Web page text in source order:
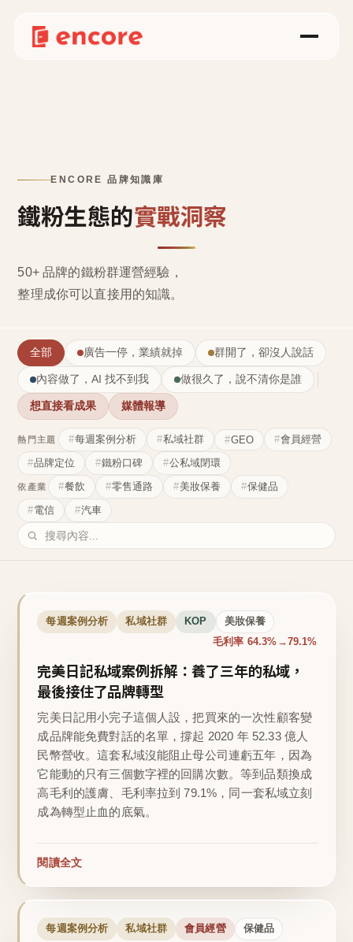
ENCORE 品牌知識庫
鐵粉生態的實戰洞察
50+ 品牌的鐵粉群運營經驗，
整理成你可以直接用的知識。
全部 廣告一停，業績就掉 群開了，卻沒人說話
內容做了，AI 找不到我 做很久了，說不清你是誰
想直接看成果 媒體報導
熱門主題 每週案例分析 私域社群 GEO
會員經營
品牌定位
鐵粉口碑 公私域閉環
依產業 餐飲 零售通路 美妝保養
保健品
電信
汽車
每週案例分析 私域社群 KOP 美妝保養
毛利率 64.3%→79.1%
完美日記私域案例拆解：養了三年的私域，
最後接住了品牌轉型
完美日記用小完子這個人設，把買來的一次性顧客變
成品牌能免費對話的名單，撐起 2020 年 52.33 億人
民幣營收。這套私域沒能阻止母公司連虧五年，因為
它能動的只有三個數字裡的回購次數。等到品類換成
高毛利的護膚、毛利率拉到 79.1%，同一套私域立刻
成為轉型止血的底氣。
閱讀全文
每週案例分析 私域社群 會員經營 保健品